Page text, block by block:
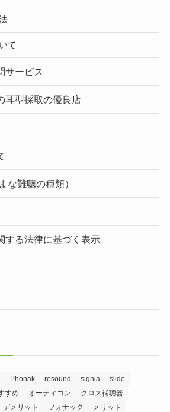
て
サービス
耳型採取の優良店
な難聴の種類）
する法律に基づく表示
Phonak resound signia
slide
すめ オーティコン
クロス補聴器
デメリット フォナック メリット